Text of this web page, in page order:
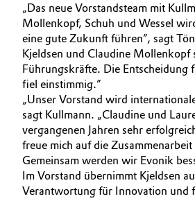
„Das neue Vorstandsteam mit
Mollenkopf, Schuh und Wessel
eine gute Zukunft führen”, sagt
Kjeldsen und Claudine Mollenkopf
Führungskräfte. Die Entscheidung
fiel einstimmig.”
„Unser Vorstand wird
sagt Kullmann. „Claudine und
vergangenen Jahren sehr
freue mich auf die
Gemeinsam werden wir Evonik
Im Vorstand übernimmt Kjeldsen
Verantwortung für Innovation und